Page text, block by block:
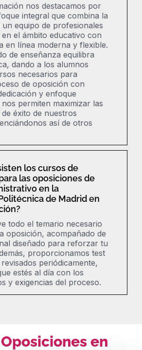
nos destacamos por
integral que combina la
equipo de profesionales
en el ámbito educativo con
en línea moderna y flexible.
de enseñanza equilibra
dando a los alumnos
necesarios para
de oposición con
y enfoque
permiten maximizar las
éxito de nuestros
así de otros
los cursos de
las oposiciones de
en la
de Madrid en
todo el temario necesario
oposición, acompañado de
diseñado para reforzar tu
proporcionamos test
periódicamente,
estés al día con los
y exigencias del proceso.
en